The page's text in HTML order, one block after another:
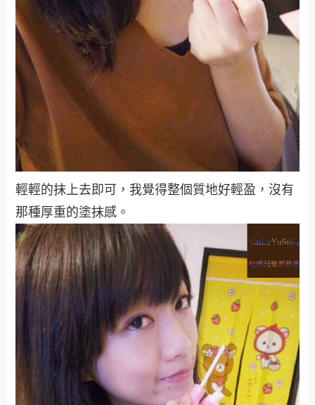
輕輕的抹上去即可，我覺得整個質地好輕盈，沒有
那種厚重的塗抹感。